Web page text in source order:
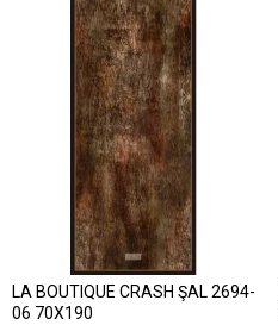
LA BOUTIQUE CRASH ŞAL 2694-
06 70X190